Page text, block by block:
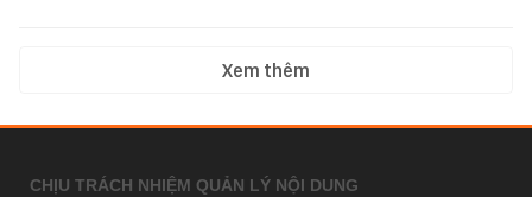
Xem thêm
CHỊU TRÁCH NHIỆM QUẢN LÝ NỘI DUNG